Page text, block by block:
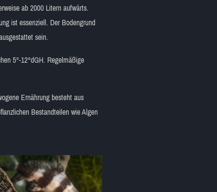
ab 2000 Litern aufwärts.
ist essenziell. Der Bodengrund
sein.
5°-12°dGH. Regelmäßige
Ernährung besteht aus
Bestandteilen wie Algen